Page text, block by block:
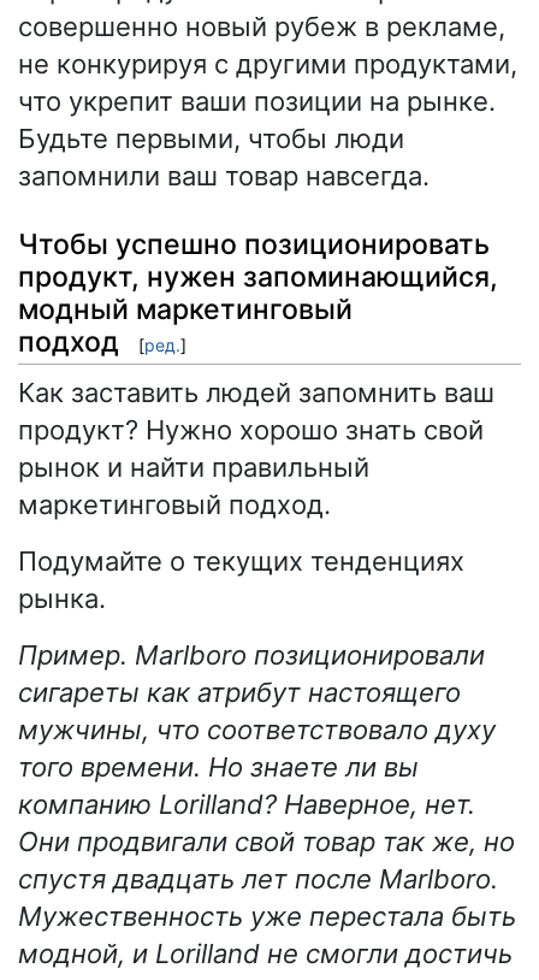
совершенно новый рубеж в рекламе,
не конкурируя с другими продуктами,
что укрепит ваши позиции на рынке.
Будьте первыми, чтобы люди
запомнили ваш товар навсегда.
Чтобы успешно позиционировать
продукт, нужен запоминающийся,
модный маркетинговый
подход
[ред.]
Как заставить людей запомнить ваш
продукт? Нужно хорошо знать свой
рынок и найти правильный
маркетинговый подход.
Подумайте о текущих тенденциях
рынка.
Пример. Marlboro позиционировали
сигареты как атрибут настоящего
мужчины, что соответствовало духу
того времени. Но знаете ли вы
компанию Lorilland? Наверное, нет.
Они продвигали свой товар так же, но
спустя двадцать лет после Marlboro.
Мужественность уже перестала быть
модной, и Lorilland не смогли достичь